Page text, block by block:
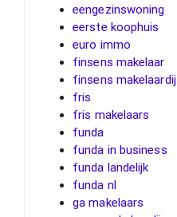
eengezinswoning
eerste koophuis
euro immo
finsens makelaar
finsens makelaardij
fris
fris makelaars
funda
funda in business
funda landelijk
funda nl
ga makelaars